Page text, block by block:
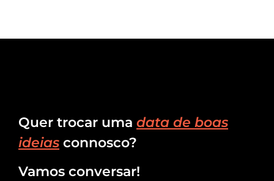
Quer trocar uma data de boas
ideias connosco?
Vamos conversar!